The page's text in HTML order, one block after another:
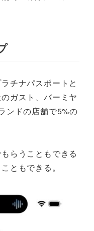
チナパスポートと
ガスト、バーミヤ
ンドの店舗で5%の
らうこともできる
ともできる。